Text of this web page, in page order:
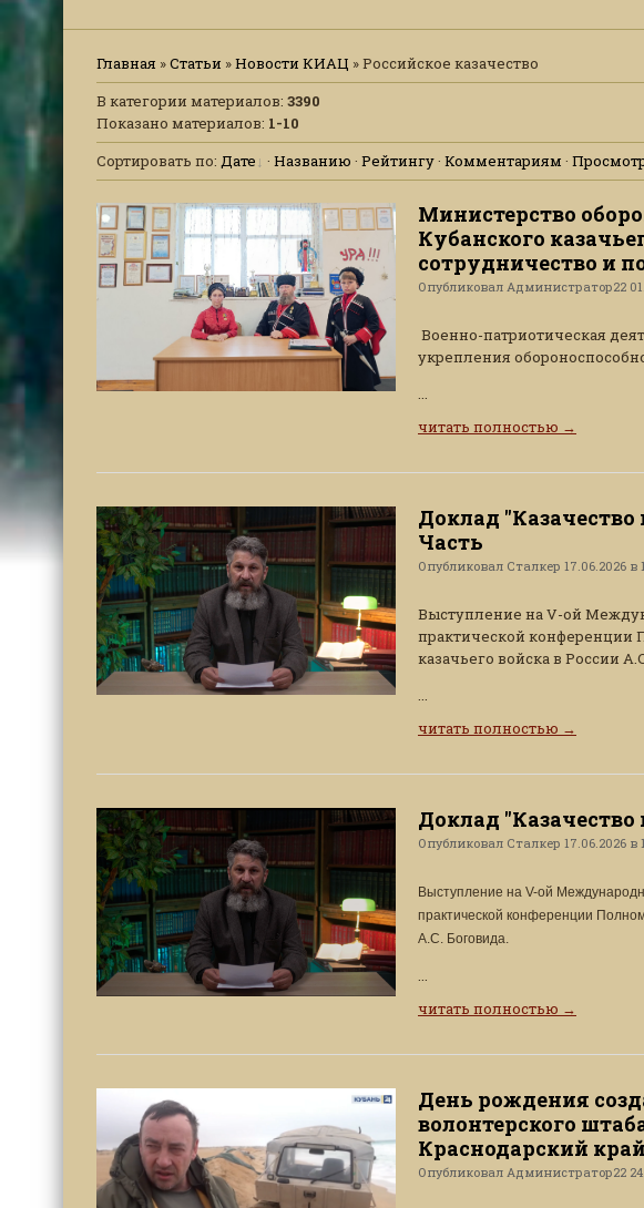
Главная »Статьи »Новости КИАЦ » Российское казачество
В категории материалов: 3390
Показано материалов: 1-10
Сортировать по: Дате · Названию · Рейтингу· Комментариям ·
Министерство
Кубанского
сотрудничество и
Опубликовал Администратор22
Военно-патриотическая
укрепления
читать полностью →
Доклад "Казачество
Часть
Опубликовал Сталкер 17.06.2026 в
Выступление на V-ой
практической конференции
казачьего войска в России
читать полностью →
Доклад "Казачество
Опубликовал Сталкер 17.06.2026 в
Выступление на V-ой
практической конференции
А.С. Боговида.
читать полностью →
День рождения
волонтерского
Краснодарский
Опубликовал Администратор22